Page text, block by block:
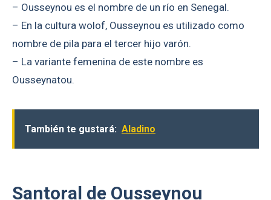
– Ousseynou es el nombre de un río en Senegal.
– En la cultura wolof, Ousseynou es utilizado como
nombre de pila para el tercer hijo varón.
– La variante femenina de este nombre es
Ousseynatou.
También te gustará: Aladino
Santoral de Ousseynou